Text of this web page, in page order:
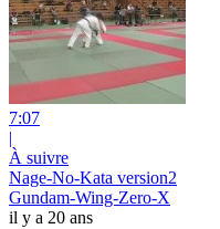
7:07
|
À suivre
Nage-No-Kata version2
Gundam-Wing-Zero-X
il y a 20 ans